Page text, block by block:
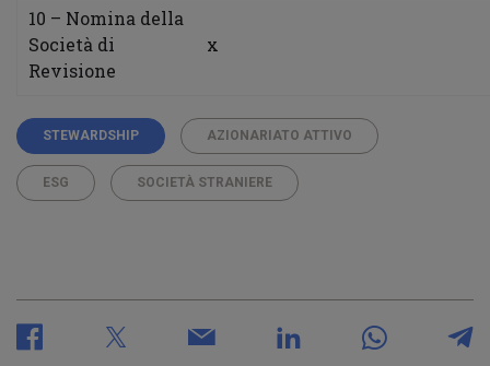
10 – Nomina della
Società di
Revisione
x
STEWARDSHIP AZIONARIATO ATTIVO
ESG SOCIETÀ STRANIERE